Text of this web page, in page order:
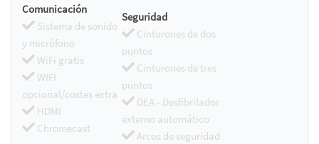
Comunicación
Sistema de sonido
y micrófono
WiFi gratis
WIFI
opcional/costes extra
HDMI
Chromecast
Seguridad
Cinturones de dos
puntos
Cinturones de tres
puntos
DEA - Desfibrilador
externo automático
Arcos de seguridad